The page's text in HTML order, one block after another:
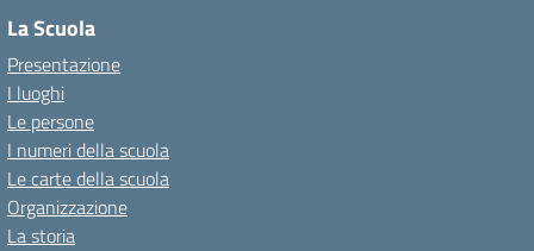
La Scuola
Presentazione
I luoghi
Le persone
I numeri della scuola
Le carte della scuola
Organizzazione
La storia